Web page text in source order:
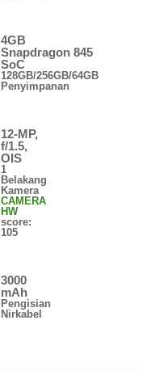
4GB
Snapdragon 845
SoC
128GB/256GB/64GB
Penyimpanan
12-MP,
f/1.5,
OIS
1
Belakang
Kamera
CAMERA
HW
score:
105
3000
mAh
Pengisian
Nirkabel